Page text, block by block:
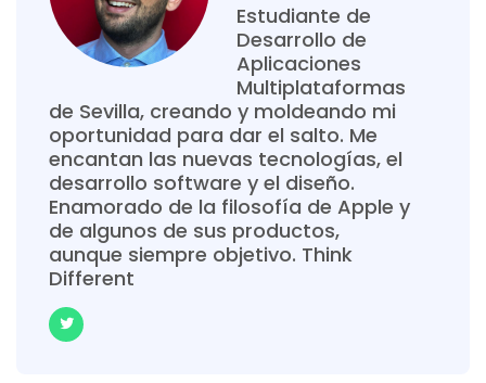
Estudiante de
Desarrollo de
Aplicaciones
Multiplataformas
de Sevilla, creando y moldeando mi
oportunidad para dar el salto. Me
encantan las nuevas tecnologías, el
desarrollo software y el diseño.
Enamorado de la filosofía de Apple y
de algunos de sus productos,
aunque siempre objetivo. Think
Different